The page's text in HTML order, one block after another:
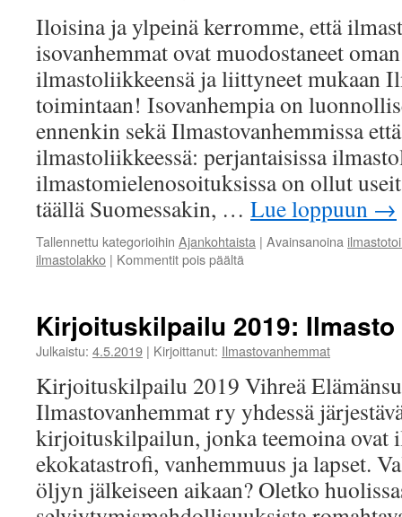
Iloisina ja ylpeinä kerromme, että
isovanhemmat ovat muodostaneet
ilmastoliikkeensä ja liittyneet mukaan
toimintaan! Isovanhempia on
ennenkin sekä Ilmastovanhemmissa
ilmastoliikkeessä: perjantaisissa
ilmastomielenosoituksissa on ollut
täällä Suomessakin, … Lue loppuun →
Tallennettu kategorioihin Ajankohtaista | Avainsanoina
ilmastolakko | Kommentit pois päältä
ja
nuorten
Kirjoituskilpailu 2019:
Julkaistu: 4.5.2019 | Kirjoittanut: Ilmastovanhemmat
Kirjoituskilpailu 2019 Vihreä
Ilmastovanhemmat ry yhdessä
kirjoituskilpailun, jonka teemoina ovat
ekokatastrofi, vanhemmuus ja lapset.
öljyn jälkeiseen aikaan? Oletko